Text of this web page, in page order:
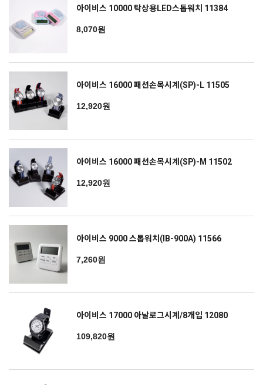
아이비스 10000 탁상용LED스톱워치 11384
8,070원
아이비스 16000 패션손목시계(SP)-L 11505
12,920원
아이비스 16000 패션손목시계(SP)-M 11502
12,920원
아이비스 9000 스톱워치(IB-900A) 11566
7,260원
아이비스 17000 아날로그시계/8개입 12080
109,820원